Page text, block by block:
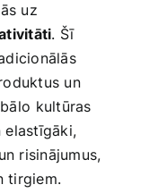
uz‍
. Šī
un
⁢kultūras
elastīgāki,
risinājumus,
tirgiem.